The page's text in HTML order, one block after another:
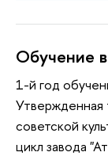
Обучение
1-й год
Утвержденная
советской
цикл завода